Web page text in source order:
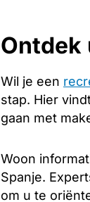
Ontdek
Wil je een
stap. Hier
gaan met
Woon
Spanje.
om u te